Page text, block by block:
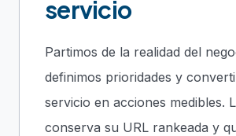
servicio
Partimos de la realidad del
definimos prioridades y
servicio en acciones medibles.
conserva su URL rankeada y